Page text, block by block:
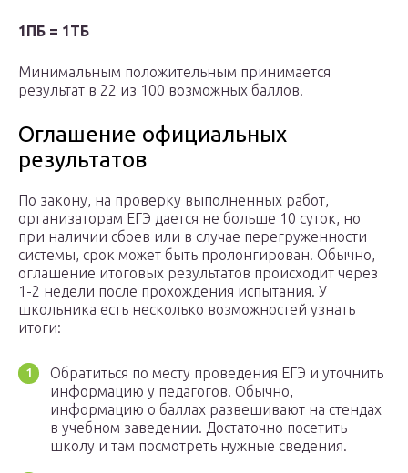
1ПБ = 1ТБ
Минимальным положительным принимается
результат в 22 из 100 возможных баллов.
Оглашение официальных
результатов
По закону, на проверку выполненных работ,
организаторам ЕГЭ дается не больше 10 суток, но
при наличии сбоев или в случае перегруженности
системы, срок может быть пролонгирован. Обычно,
оглашение итоговых результатов происходит через
1-2 недели после прохождения испытания. У
школьника есть несколько возможностей узнать
итоги:
Обратиться по месту проведения ЕГЭ и уточнить
информацию у педагогов. Обычно,
информацию о баллах развешивают на стендах
в учебном заведении. Достаточно посетить
школу и там посмотреть нужные сведения.